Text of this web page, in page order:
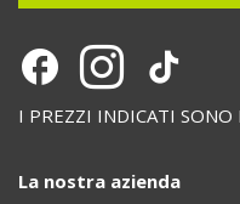
I PREZZI INDICATI SONO
La nostra azienda